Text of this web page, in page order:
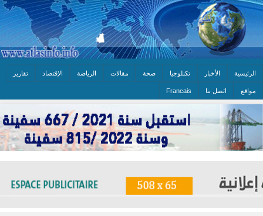
الرئيسية الأخبار تكنلوجيا صحة مقالات الرياضة الإقتصاد تقارير
مواقع اتصل بنا Francais